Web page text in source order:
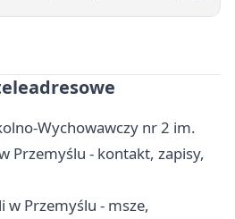
Wychowawczy nr 2 im.
Przemyślu - kontakt, zapisy,
w Przemyślu - msze,